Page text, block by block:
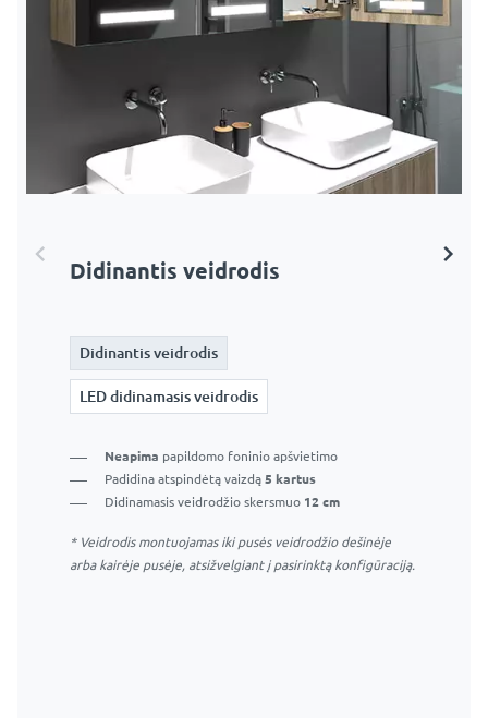
Didinantis veidrodis
Didinantis veidrodis
LED didinamasis veidrodis
Neapima papildomo foninio apšvietimo
Padidina atspindėtą vaizdą 5 kartus
Didinamasis veidrodžio skersmuo 12 cm
* Veidrodis montuojamas iki pusės veidrodžio dešinėje
arba kairėje pusėje, atsižvelgiant į pasirinktą konfigūraciją.
LED didinamasis veidrodis
Didinantis veidrodis
LED didinamasis veidrodis
LED didinamasis veidrodis be jutiklinio jungiklio –
veidrodžio apšvietimas įsijungs kartu su pagrindinio
veidrodžio apšvietimu.
Puikus makiažo sprendimas
Apimapapildomą šviesos žiedąaplink didinamąjį